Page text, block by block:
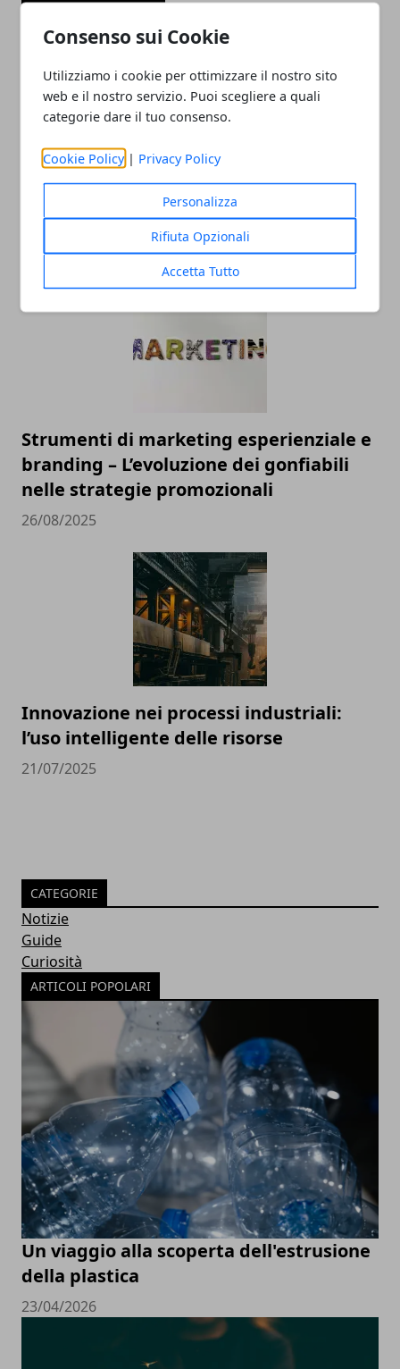
Consenso sui Cookie
Utilizziamo i cookie per ottimizzare il nostro sito
web e il nostro servizio. Puoi scegliere a quali
categorie dare il tuo consenso.
Cookie Policy | Privacy Policy
Personalizza
Rifiuta Opzionali
Accetta Tutto
Capsule di caffè compatibili: il mondo
nascosto dietro una tazzina perfetta
Strumenti di marketing esperienziale e
branding – L’evoluzione dei gonfiabili
nelle strategie promozionali
26/08/2025
Innovazione nei processi industriali:
l’uso intelligente delle risorse
21/07/2025
CATEGORIE
Notizie
Guide
Curiosità
ARTICOLI POPOLARI
Un viaggio alla scoperta dell'estrusione
della plastica
23/04/2026